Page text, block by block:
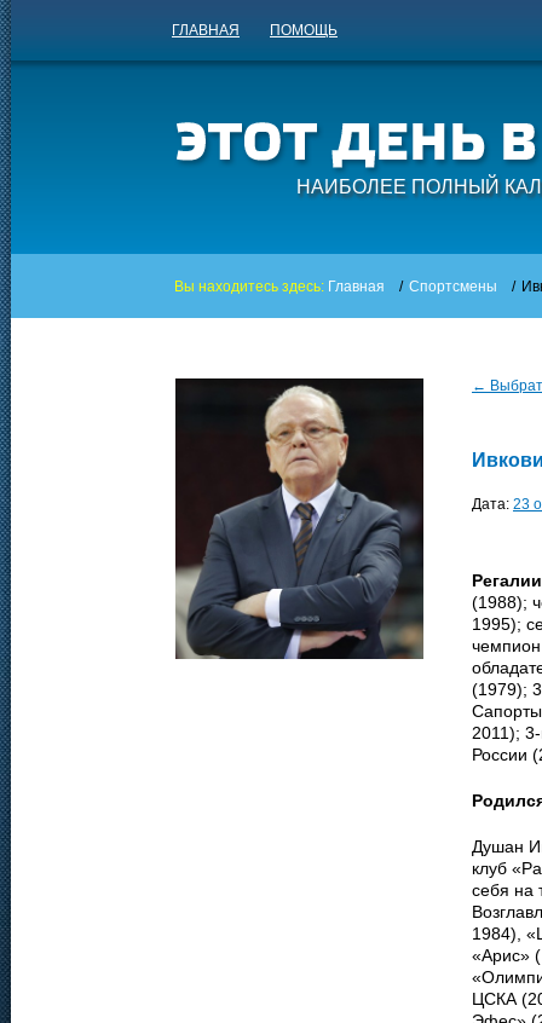
ГЛАВНАЯ ПОМОЩЬ
НАИБОЛЕЕ ПОЛНЫЙ
Вы находитесь здесь: Главная / Спортсмены /
←
Дата: 23
(1988);
1995);
(1979);
2011);
России
Душан
клуб
себя на
1984),
«Арис»
ЦСКА